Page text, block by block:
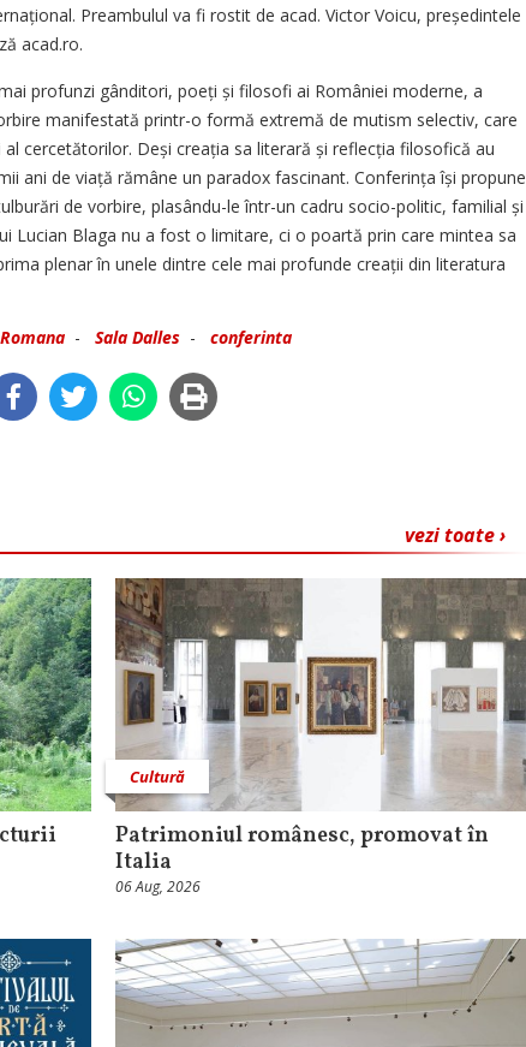
Preambulul va fi rostit de acad. Victor Voicu, președintele
acad.ro.
profunzi gânditori, poeți și filosofi ai României moderne, a
manifestată printr-o formă extremă de mutism selectiv, care
cercetătorilor. Deși creația sa literară și reflecția filosofică au
ani de viață rămâne un paradox fascinant. Conferința își propune
de vorbire, plasându-le într-un cadru socio-politic, familial și
Lucian Blaga nu a fost o limitare, ci o poartă prin care mintea sa
plenar în unele dintre cele mai profunde creații din literatura
- Sala Dalles - conferinta
vezi toate ›
Cultură
Patrimoniul românesc, promovat în
Italia
06 Aug, 2026